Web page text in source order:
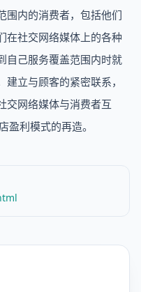
围内的消费者，包括他们
在社交网络媒体上的各种
自己服务覆盖范围内时就
立与顾客的紧密联系，
交网络媒体与消费者互
盈利模式的再造。